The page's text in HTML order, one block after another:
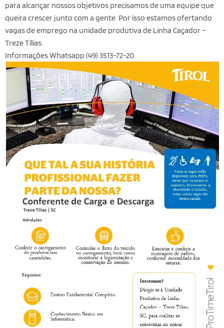
para alcançar nossos objetivos precisamos de uma equipe que
queira crescer junto com a gente. Por isso estamos ofertando
vagas de emprego na unidade produtiva de Linha Caçador –
Treze Tílias.
Informações Whatsapp (49) 3513-72-20